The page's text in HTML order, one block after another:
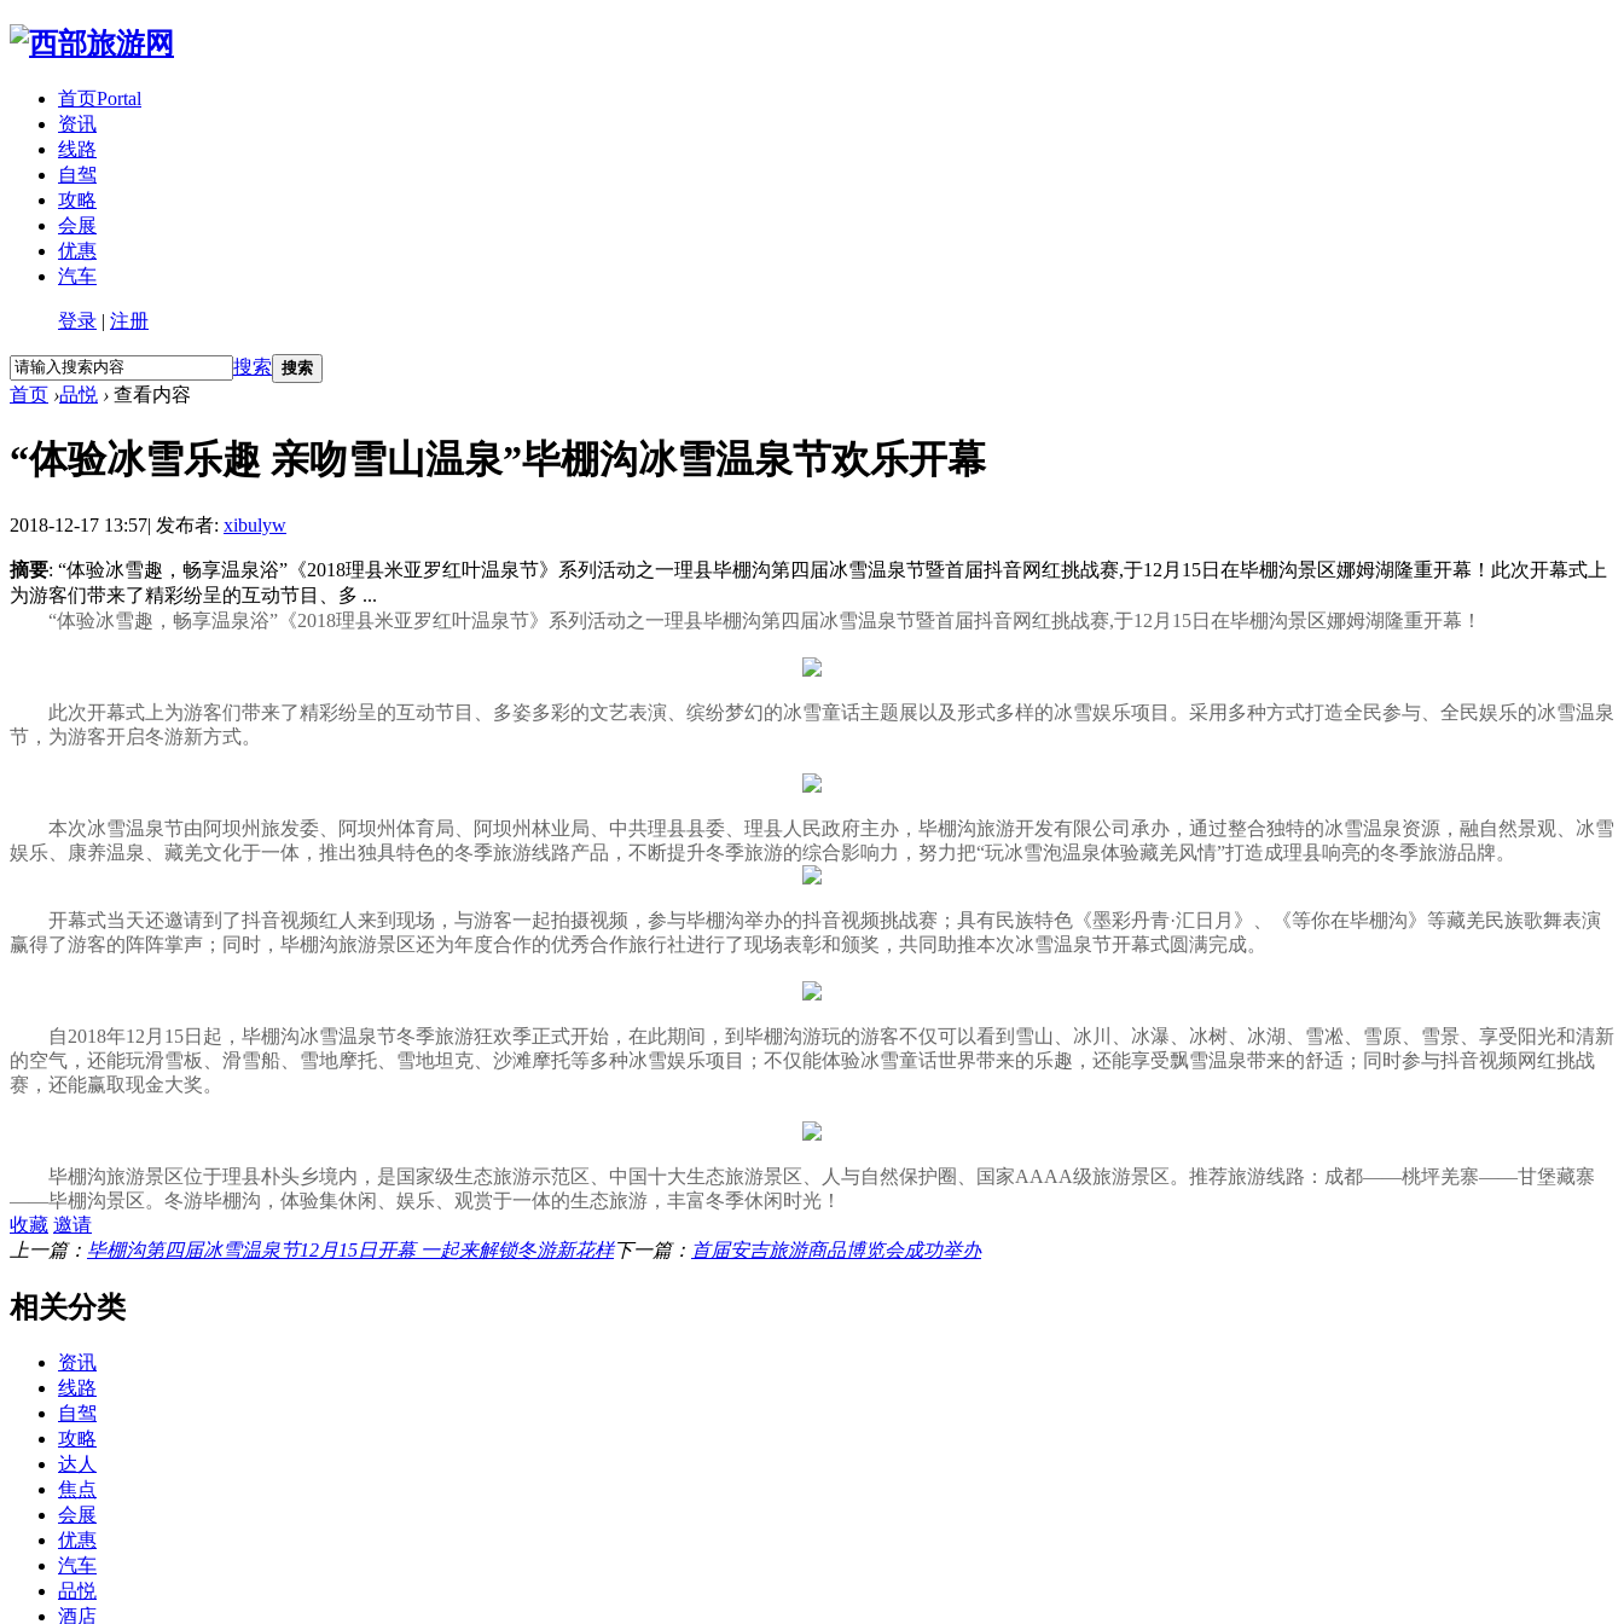
首页Portal
资讯
线路
自驾
攻略
会展
优惠
汽车
登录 | 注册
搜索 搜索
首页 ›品悦 › 查看内容
“体验冰雪乐趣 亲吻雪山温泉”毕棚沟冰雪温泉节欢乐开幕
2018-12-17 13:57| 发布者: xibulyw
摘要: “体验冰雪趣，畅享温泉浴”《2018理县米亚罗红叶温泉节》系列活动之一理县毕棚沟第四届冰雪温泉节暨首届抖音网红挑战赛,于12月15日在毕棚沟景区娜姆湖隆重开幕！此次开幕式上
为游客们带来了精彩纷呈的互动节目、多 ...
“体验冰雪趣，畅享温泉浴”《2018理县米亚罗红叶温泉节》系列活动之一理县毕棚沟第四届冰雪温泉节暨首届抖音网红挑战赛,于12月15日在毕棚沟景区娜姆湖隆重开幕！
此次开幕式上为游客们带来了精彩纷呈的互动节目、多姿多彩的文艺表演、缤纷梦幻的冰雪童话主题展以及形式多样的冰雪娱乐项目。采用多种方式打造全民参与、全民娱乐的冰雪温泉
节，为游客开启冬游新方式。
本次冰雪温泉节由阿坝州旅发委、阿坝州体育局、阿坝州林业局、中共理县县委、理县人民政府主办，毕棚沟旅游开发有限公司承办，通过整合独特的冰雪温泉资源，融自然景观、冰雪
娱乐、康养温泉、藏羌文化于一体，推出独具特色的冬季旅游线路产品，不断提升冬季旅游的综合影响力，努力把“玩冰雪泡温泉体验藏羌风情”打造成理县响亮的冬季旅游品牌。
开幕式当天还邀请到了抖音视频红人来到现场，与游客一起拍摄视频，参与毕棚沟举办的抖音视频挑战赛；具有民族特色《墨彩丹青·汇日月》、《等你在毕棚沟》等藏羌民族歌舞表演
赢得了游客的阵阵掌声；同时，毕棚沟旅游景区还为年度合作的优秀合作旅行社进行了现场表彰和颁奖，共同助推本次冰雪温泉节开幕式圆满完成。
自2018年12月15日起，毕棚沟冰雪温泉节冬季旅游狂欢季正式开始，在此期间，到毕棚沟游玩的游客不仅可以看到雪山、冰川、冰瀑、冰树、冰湖、雪凇、雪原、雪景、享受阳光和清新
的空气，还能玩滑雪板、滑雪船、雪地摩托、雪地坦克、沙滩摩托等多种冰雪娱乐项目；不仅能体验冰雪童话世界带来的乐趣，还能享受飘雪温泉带来的舒适；同时参与抖音视频网红挑战
赛，还能赢取现金大奖。
毕棚沟旅游景区位于理县朴头乡境内，是国家级生态旅游示范区、中国十大生态旅游景区、人与自然保护圈、国家AAAA级旅游景区。推荐旅游线路：成都——桃坪羌寨——甘堡藏寨
——毕棚沟景区。冬游毕棚沟，体验集休闲、娱乐、观赏于一体的生态旅游，丰富冬季休闲时光！
收藏 邀请
上一篇： 毕棚沟第四届冰雪温泉节12月15日开幕 一起来解锁冬游新花样下一篇： 首届安吉旅游商品博览会成功举办
相关分类
资讯
线路
自驾
攻略
达人
焦点
会展
优惠
汽车
品悦
酒店